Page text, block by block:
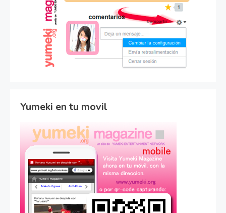
Yumeki en tu movil